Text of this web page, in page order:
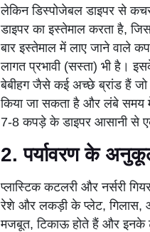
लेकिन डिस्पोजेबल डाइपर से
डाइपर का इस्तेमाल करता है,
बार इस्तेमाल में लाए जाने वाले
लागत प्रभावी (सस्ता) भी है।
बेबीहग जैसे कई अच्छे ब्रांड हैं जो
किया जा सकता है और लंबे समय
7-8 कपड़े के डाइपर आसानी से
2. पर्यावरण के
प्लास्टिक कटलरी और नर्सरी
रेशे और लकड़ी के प्लेट, गिलास,
मजबूत, टिकाऊ होते हैं और इनके